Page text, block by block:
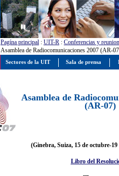
Pagína principal : UIT-R : Conferencias y
Asamblea de Radiocomunicaciones 2007 (AR-
Asamblea de
(AR-07)
(Ginebra, Suiza, 15 de octubre-19
Libro del
Sectores de la UIT Sala de prensa